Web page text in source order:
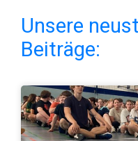
Unsere
Beiträge: